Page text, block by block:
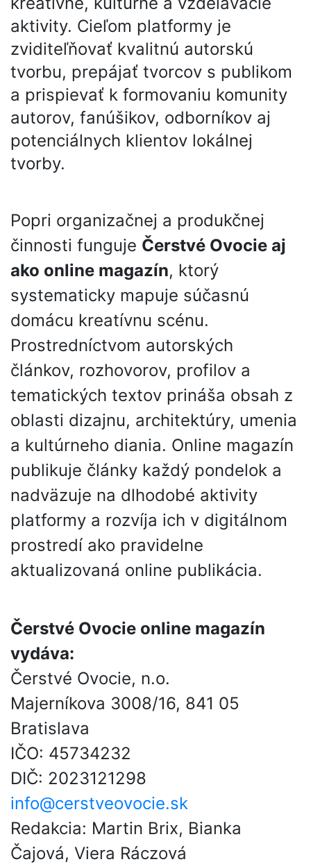
aktivity. Cieľom platformy je
zviditeľňovať kvalitnú autorskú
tvorbu, prepájať tvorcov s publikom
a prispievať k formovaniu komunity
autorov, fanúšikov, odborníkov aj
potenciálnych klientov lokálnej
tvorby.
Popri organizačnej a produkčnej
činnosti funguje Čerstvé Ovocie aj
ako online magazín, ktorý
systematicky mapuje súčasnú
domácu kreatívnu scénu.
Prostredníctvom autorských
článkov, rozhovorov, profilov a
tematických textov prináša obsah z
oblasti dizajnu, architektúry, umenia
a kultúrneho diania. Online magazín
publikuje články každý pondelok a
nadväzuje na dlhodobé aktivity
platformy a rozvíja ich v digitálnom
prostredí ako pravidelne
aktualizovaná online publikácia.
Čerstvé Ovocie online magazín
vydáva:
Čerstvé Ovocie, n.o.
Majerníkova 3008/16, 841 05
Bratislava
IČO: 45734232
DIČ: 2023121298
info@cerstveovocie.sk
Redakcia: Martin Brix, Bianka
Čajová, Viera Ráczová